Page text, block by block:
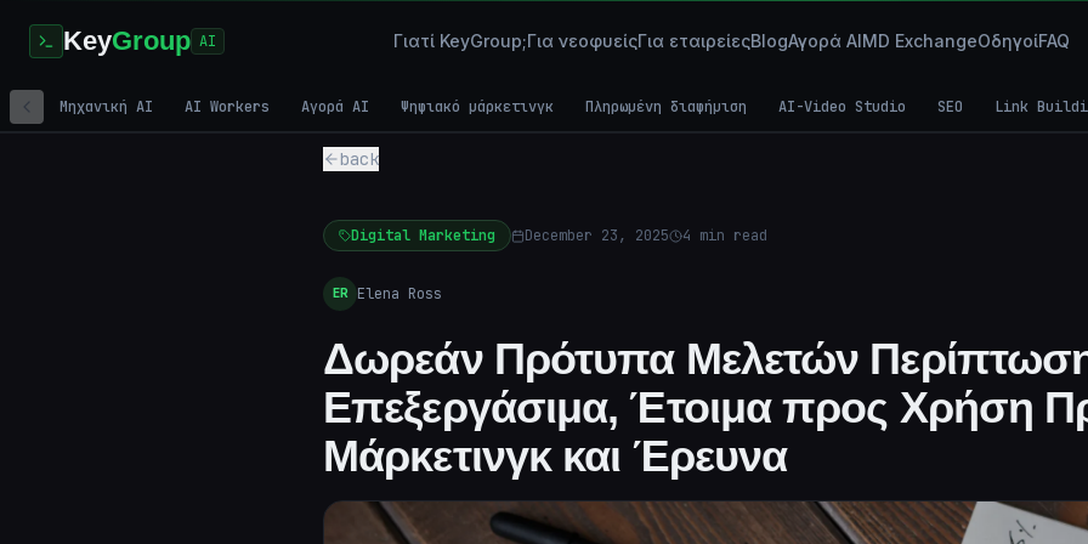
KeyGroup AI Γιατί KeyGroup;Για νεοφυείςΓια εταιρείεςBlogΑγορά AIMD ExchangeΟδηγοίFAQ
Μηχανική AI AI Workers Αγορά AI Ψηφιακό μάρκετινγκ Πληρωμένη διαφήμιση AI-Video Studio SEO Link
back
Digital Marketing December 23, 2025 4 min read
ER Elena Ross
Δωρεάν Πρότυπα Μελετών
Επεξεργάσιμα, Έτοιμα προς Χρήση
Μάρκετινγκ και Έρευνα